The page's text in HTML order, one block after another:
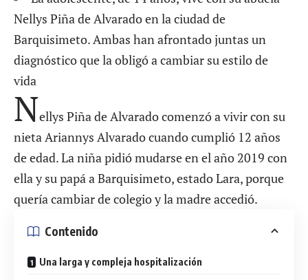
Nellys Piña de Alvarado en la ciudad de
Barquisimeto. Ambas han afrontado juntas un
diagnóstico que la obligó a cambiar su estilo de
vida
Nellys Piña de Alvarado comenzó a vivir con su
nieta Ariannys Alvarado cuando cumplió 12 años
de edad. La niña pidió mudarse en el año 2019 con
ella y su papá a Barquisimeto, estado Lara, porque
quería cambiar de colegio y la madre accedió.
Contenido
Una larga y compleja hospitalización